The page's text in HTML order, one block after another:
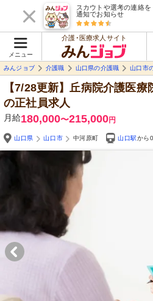
スカウトや選考の連絡を
通知でお知らせ
メニュー
介護･医療求人サイト
みんジョブ
介護職 山口県の介護職 山口市
【7/28更新】丘病院介護医療
の正社員求人
月給180,000〜215,000円
山口県
山口市 中河原町 山口駅から